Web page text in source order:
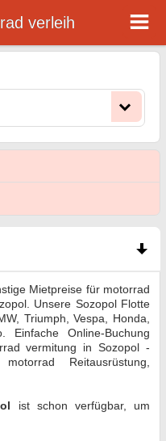
verleih
motorrad mieten in Sozopol. Unsere Sozopol Flotte
GPS, motorrad Reitausrüstung,
verleih
click to collapse
Mietpreise für motorrad
Unsere Sozopol Flotte
Triumph, Vespa, Honda,
Einfache Online-Buchung
vermitung in Sozopol -
Reitausrüstung,
ist schon verfügbar, um